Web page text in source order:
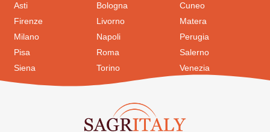
Asti Bologna
Cuneo
Firenze
Livorno
Matera
Milano
Napoli
Perugia
Pisa
Roma
Salerno
Siena
Torino Venezia